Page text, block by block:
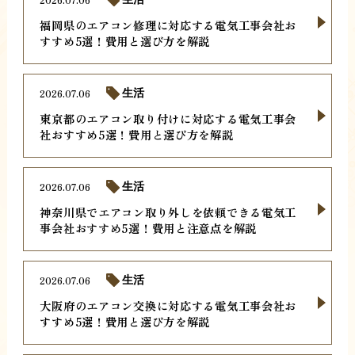
福岡県のエアコン修理に対応する電気工事会社お
すすめ5選！費用と選び方を解説
東京都のエアコン取り付けに対応する電気工事会
社おすすめ5選！費用と選び方を解説
2026.07.06 生活
神奈川県でエアコン取り外しを依頼できる電気工
事会社おすすめ5選！費用と注意点を解説
2026.07.06 生活
大阪府のエアコン交換に対応する電気工事会社お
すすめ5選！費用と選び方を解説
2026.07.06 生活